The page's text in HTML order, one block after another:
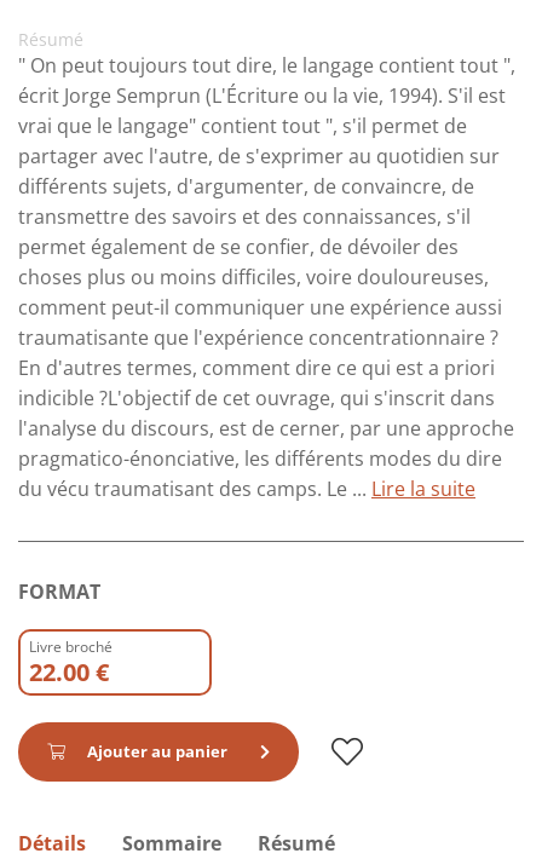
Résumé
" On peut toujours tout dire, le langage contient tout ",
écrit Jorge Semprun (L'Écriture ou la vie, 1994). S'il est
vrai que le langage" contient tout ", s'il permet de
partager avec l'autre, de s'exprimer au quotidien sur
différents sujets, d'argumenter, de convaincre, de
transmettre des savoirs et des connaissances, s'il
permet également de se confier, de dévoiler des
choses plus ou moins difficiles, voire douloureuses,
comment peut-il communiquer une expérience aussi
traumatisante que l'expérience concentrationnaire ?
En d'autres termes, comment dire ce qui est a priori
indicible ?L'objectif de cet ouvrage, qui s'inscrit dans
l'analyse du discours, est de cerner, par une approche
pragmatico-énonciative, les différents modes du dire
du vécu traumatisant des camps. Le ... Lire la suite
FORMAT
Livre broché
22.00 €
Ajouter au panier
Détails Sommaire Résumé